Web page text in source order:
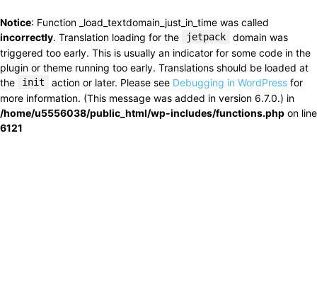
Notice: Function _load_textdomain_just_in_time was called
incorrectly. Translation loading for the jetpack
domain was
triggered too early. This is usually an indicator for some code in the
plugin or theme running too early. Translations should be loaded at
the
init action or later. Please see Debugging in WordPress for
more information. (This message was added in version 6.7.0.) in
/home/u5556038/public_html/wp-includes/functions.php on line
6121